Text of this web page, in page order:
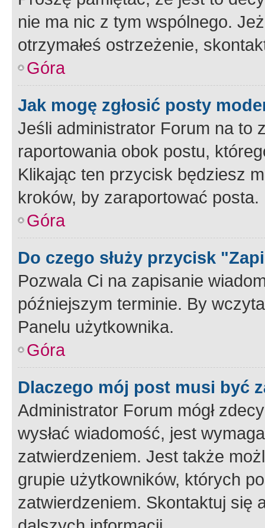
nie ma nic z tym wspólnego.
otrzymałeś ostrzeżenie,
Góra
Jak mogę zgłosić posty
Jeśli administrator Forum na to
raportowania obok postu,
Klikając ten przycisk będziesz
kroków, by zaraportować posta.
Góra
Do czego służy przycisk
Pozwala Ci na zapisanie
późniejszym terminie. By
Panelu użytkownika.
Góra
Dlaczego mój post musi być
Administrator Forum mógł
wysłać wiadomość, jest
zatwierdzeniem. Jest także
grupie użytkowników, których
zatwierdzeniem. Skontaktuj się